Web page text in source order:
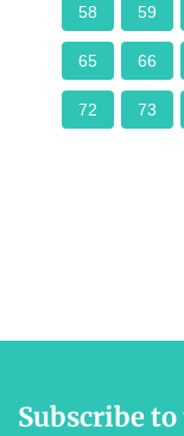
58 59
65 66
72 73
Subscribe